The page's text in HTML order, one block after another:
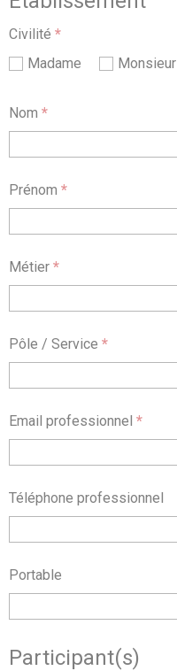
Civilité *
Madame
Monsieur
Nom *
Prénom *
Métier *
Pôle / Service *
Email professionnel *
Téléphone professionnel
Portable
Participant(s)